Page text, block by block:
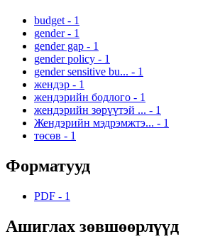
budget - 1
gender - 1
gender gap - 1
gender policy - 1
gender sensitive bu... - 1
жендэр - 1
жендэрийн бодлого - 1
жендэрийн зөрүүтэй ... - 1
Жендэрийн мэдрэмжтэ... - 1
төсөв - 1
Форматууд
PDF - 1
Ашиглах зөвшөөрлүүд